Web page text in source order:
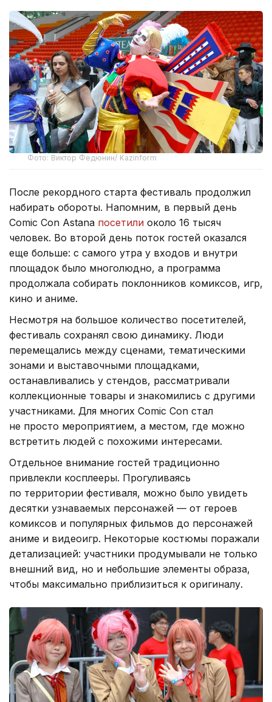
Фото: Виктор Федюнин/ Kazinform
После рекордного старта фестиваль продолжил
набирать обороты. Напомним, в первый день
Comic Con Astana посетили около 16 тысяч
человек. Во второй день поток гостей оказался
еще больше: с самого утра у входов и внутри
площадок было многолюдно, а программа
продолжала собирать поклонников комиксов, игр,
кино и аниме.
Несмотря на большое количество посетителей,
фестиваль сохранял свою динамику. Люди
перемещались между сценами, тематическими
зонами и выставочными площадками,
останавливались у стендов, рассматривали
коллекционные товары и знакомились с другими
участниками. Для многих Comic Con стал
не просто мероприятием, а местом, где можно
встретить людей с похожими интересами.
Отдельное внимание гостей традиционно
привлекли косплееры. Прогуливаясь
по территории фестиваля, можно было увидеть
десятки узнаваемых персонажей — от героев
комиксов и популярных фильмов до персонажей
аниме и видеоигр. Некоторые костюмы поражали
детализацией: участники продумывали не только
внешний вид, но и небольшие элементы образа,
чтобы максимально приблизиться к оригиналу.